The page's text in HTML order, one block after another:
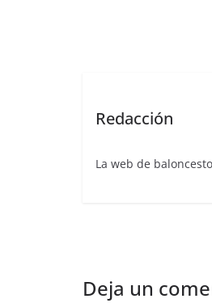
Redacción
La web de
Deja un